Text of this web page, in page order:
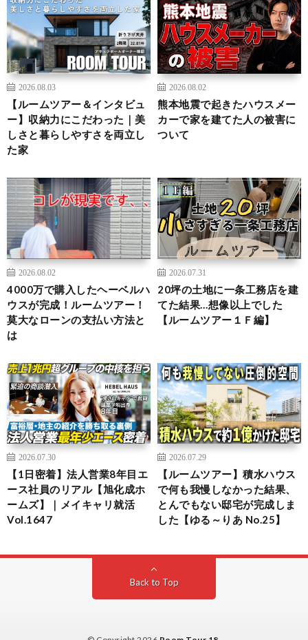
2026.08.03
【ルームツアー＆インタビュ
ー】収納力にこだわった｜美
しさと暮らしやすさを両立し
た家
2026.08.02
熊本地震で起きたハウスメー
カーで家を建てた人の被害に
ついて
2026.08.02
4000万で購入したヘーベルハ
ウスが完成！ルームツアー！
莫大なローンの支払い方法と
は
2026.07.31
20坪の土地に一条工務店を建
てた結果…想像以上でした
【ルームツアー１Ｆ編】
2026.07.30
【1日密着】法人営業8年目エ
ース社員のリアル【旭化成ホ
ームズ】｜メイキャリ就活
Vol.1647
2026.07.29
【ルームツアー】積水ハウス
で何も我慢しなかった結果、
とんでもない邸宅が完成しま
した【ゆる～りあ No.25】
Back to Top